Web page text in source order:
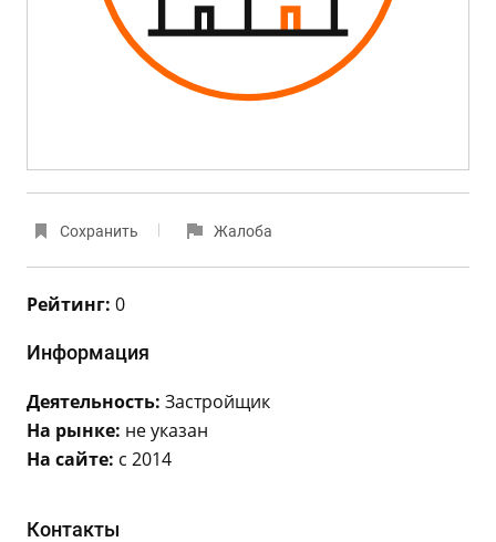
Сохранить Жалоба
Рейтинг: 0
Информация
Деятельность: Застройщик
На рынке: не указан
На сайте: с 2014
Контакты